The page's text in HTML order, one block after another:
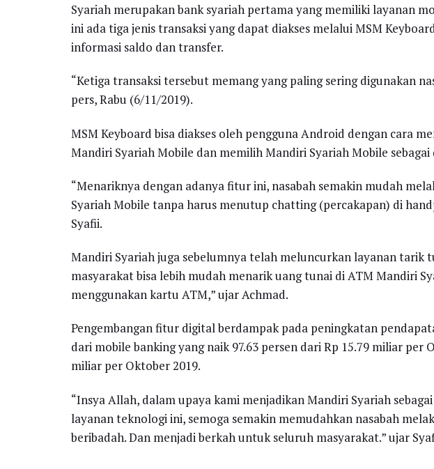
Syariah merupakan bank syariah pertama yang memiliki layanan
ini ada tiga jenis transaksi yang dapat diakses melalui MSM
informasi saldo dan transfer.
“Ketiga transaksi tersebut memang yang paling sering digunakan
pers, Rabu (6/11/2019).
MSM Keyboard bisa diakses oleh pengguna Android dengan cara
Mandiri Syariah Mobile dan memilih Mandiri Syariah Mobile
“Menariknya dengan adanya fitur ini, nasabah semakin mudah
Syariah Mobile tanpa harus menutup chatting (percakapan) di
Syafii.
Mandiri Syariah juga sebelumnya telah meluncurkan layanan tarik
masyarakat bisa lebih mudah menarik uang tunai di ATM Mandiri
menggunakan kartu ATM,” ujar Achmad.
Pengembangan fitur digital berdampak pada peningkatan
dari mobile banking yang naik 97.63 persen dari Rp 15.79 miliar per
miliar per Oktober 2019.
“Insya Allah, dalam upaya kami menjadikan Mandiri Syariah
layanan teknologi ini, semoga semakin memudahkan nasabah
beribadah. Dan menjadi berkah untuk seluruh masyarakat.” ujar